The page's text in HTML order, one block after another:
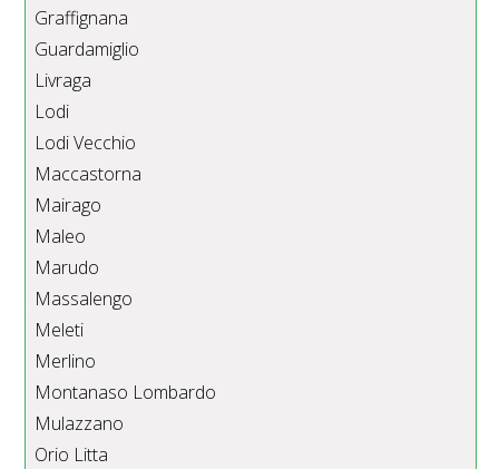
Graffignana
Guardamiglio
Livraga
Lodi
Lodi Vecchio
Maccastorna
Mairago
Maleo
Marudo
Massalengo
Meleti
Merlino
Montanaso Lombardo
Mulazzano
Orio Litta